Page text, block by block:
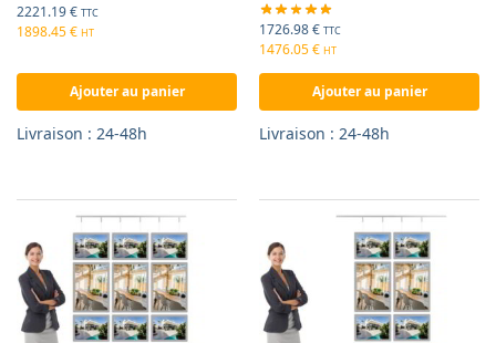
2221.19€ TTC
1898.45€ HT
Ajouter au panier
Livraison : 24-48h
1726.98€ TTC
1476.05€ HT
Ajouter au panier
Livraison : 24-48h